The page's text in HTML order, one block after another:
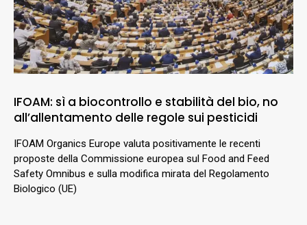
IFOAM: sì a biocontrollo e stabilità del bio, no
all’allentamento delle regole sui pesticidi
IFOAM Organics Europe valuta positivamente le recenti
proposte della Commissione europea sul Food and Feed
Safety Omnibus e sulla modifica mirata del Regolamento
Biologico (UE)